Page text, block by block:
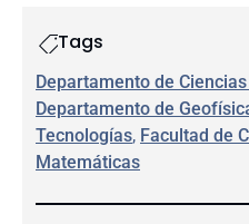
Tags
Departamento de
Departamento de
Tecnologías, Facultad de
Matemáticas